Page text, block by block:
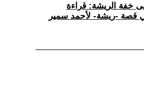
خفة الريشة: قراءة
قصة -ريشة- لأحمد سمير